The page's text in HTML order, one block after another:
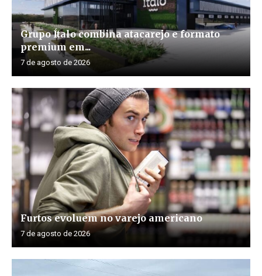
Grupo Ítalo combina atacarejo e formato
premium em...
7 de agosto de 2026
Furtos evoluem no varejo americano
7 de agosto de 2026